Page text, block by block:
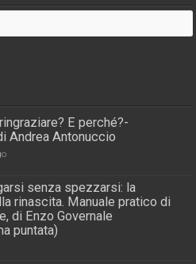
E perché?-
Andrea Antonuccio
senza spezzarsi: la
rinascita. Manuale pratico di
di Enzo Governale
puntata)